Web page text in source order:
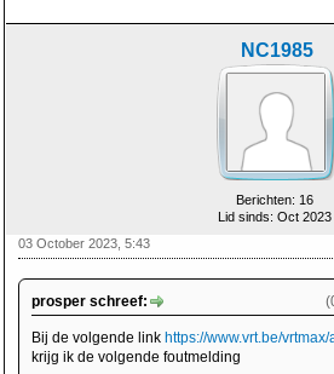
NC1985
Berichten: 16
Lid sinds: Oct 2023
03 October 2023, 5:43
prosper schreef:
Bij de volgende link https://www.vrt.be/
krijg ik de volgende foutmelding